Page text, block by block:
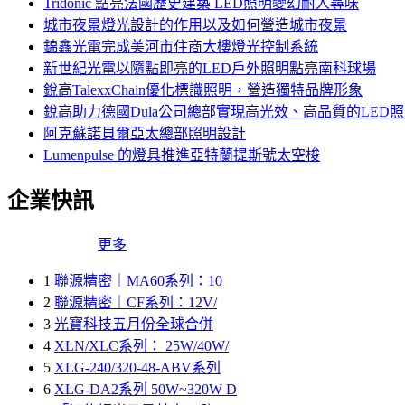
Tridonic 點亮法國歷史建築 LED照明變幻耐人尋味
城市夜景燈光設計的作用以及如何營造城市夜景
錦鑫光電完成美河市住商大樓燈光控制系統
新世紀光電以隨點即亮的LED戶外照明點亮南科球場
銳高TalexxChain優化標識照明，營造獨特品牌形象
銳高助力德國Dula公司總部實現高光效、高品質的LED
阿克蘇諾貝爾亞太總部照明設計
Lumenpulse 的燈具推進亞特蘭提斯號太空梭
企業快訊
更多
1 聯源精密｜MA60系列：10
2 聯源精密｜CF系列：12V/
3 光寶科技五月份全球合併
4 XLN/XLC系列： 25W/40W/
5 XLG-240/320-48-ABV系列
6 XLG-DA2系列 50W~320W D